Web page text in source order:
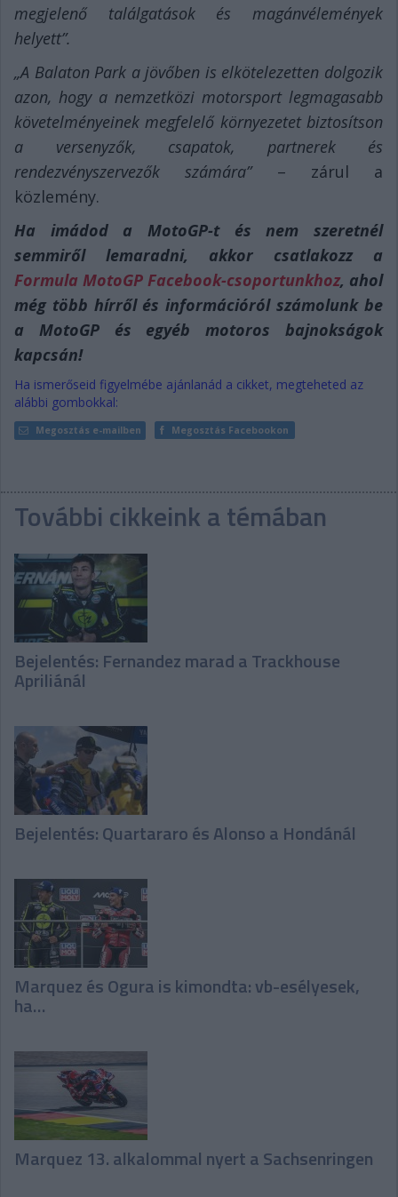
megjelenő találgatások és magánvélemények
helyett”.
„A Balaton Park a jövőben is elkötelezetten dolgozik
azon, hogy a nemzetközi motorsport legmagasabb
követelményeinek megfelelő környezetet biztosítson
a versenyzők, csapatok, partnerek és
rendezvényszervezők számára”– zárul a
közlemény.
Ha imádod a MotoGP-t és nem szeretnél
semmiről lemaradni, akkor csatlakozz a
Formula MotoGP Facebook-csoportunkhoz, ahol
még több hírről és információról számolunk be
a MotoGP és egyéb motoros bajnokságok
kapcsán!
Ha ismerőseid figyelmébe ajánlanád a cikket, megteheted az
alábbi gombokkal:
Megosztás e-mailben Megosztás Facebookon
További cikkeink a témában
Bejelentés: Fernandez marad a Trackhouse
Apriliánál
Bejelentés: Quartararo és Alonso a Hondánál
Marquez és Ogura is kimondta: vb-esélyesek,
ha…
Marquez 13. alkalommal nyert a Sachsenringen